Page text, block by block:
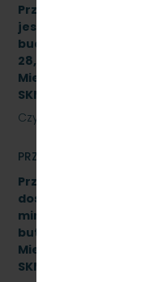
Przetarg
jest wykonanie robót
budową przystanku
28,950 linii kolejowej
Miejska w Trójmieście
SKMMU.086.37.22]
Czytaj dalej
PRZETARGI
Przetarg
dostawy naturalnej
mineralnej – nisko
butelkach
Miejska w Trójmieście
SKMMU.086.21.22